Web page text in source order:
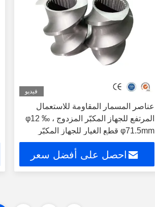
فيديو
عناصر المسمار المقاومة للاستعمال
المرتفع للجهاز المكبّر المزدوج ، φ12 ‰
φ71.5mm قطع الغيار للجهاز المكبّر
للكرات البلاستيكية
احصل على أفضل سعر